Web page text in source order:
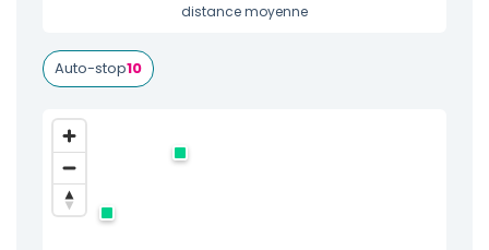
distance moyenne
Auto-stop10